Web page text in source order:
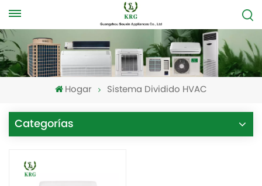
Hogar Sistema Dividido HVAC
Categorías